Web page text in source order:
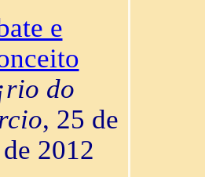
e
do
, 25 de
2012